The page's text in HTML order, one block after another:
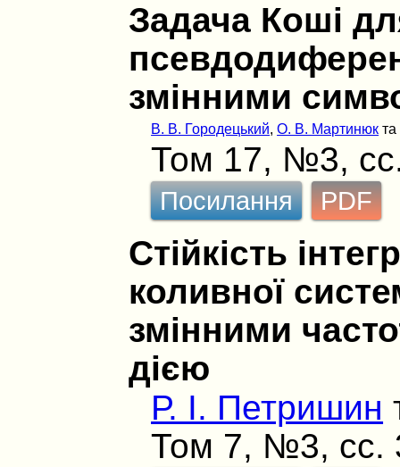
Задача Коші
змінними
В. В. Городецький,О. В. Мартинюк та
Том 17, №3,
Посилання PDF
Стійкість
коливної
змінними
дією
Р. І. Петришин
Том 7, №3, сс.